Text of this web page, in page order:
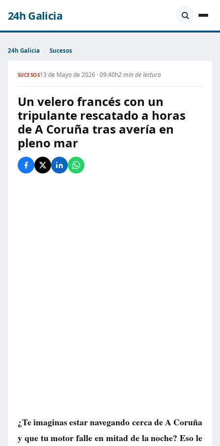
24h Galicia
24h Galicia › Sucesos
SUCESOS13 de Mayo de 2026 · 09:40h2 min de lectura
Un velero francés con un
tripulante rescatado a horas
de A Coruña tras avería en
pleno mar
¿Te imaginas estar navegando cerca de A Coruña
y que tu motor falle en mitad de la noche? Eso le